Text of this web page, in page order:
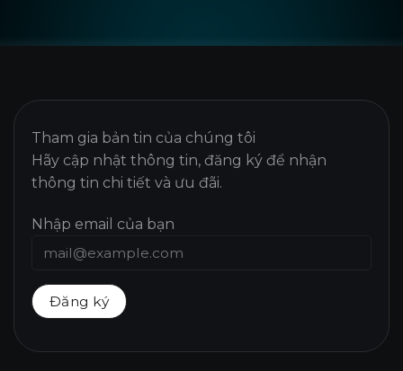
Tham gia bản tin của chúng tôi
Hãy cập nhật thông tin, đăng ký để nhận
thông tin chi tiết và ưu đãi.
Nhập email của bạn